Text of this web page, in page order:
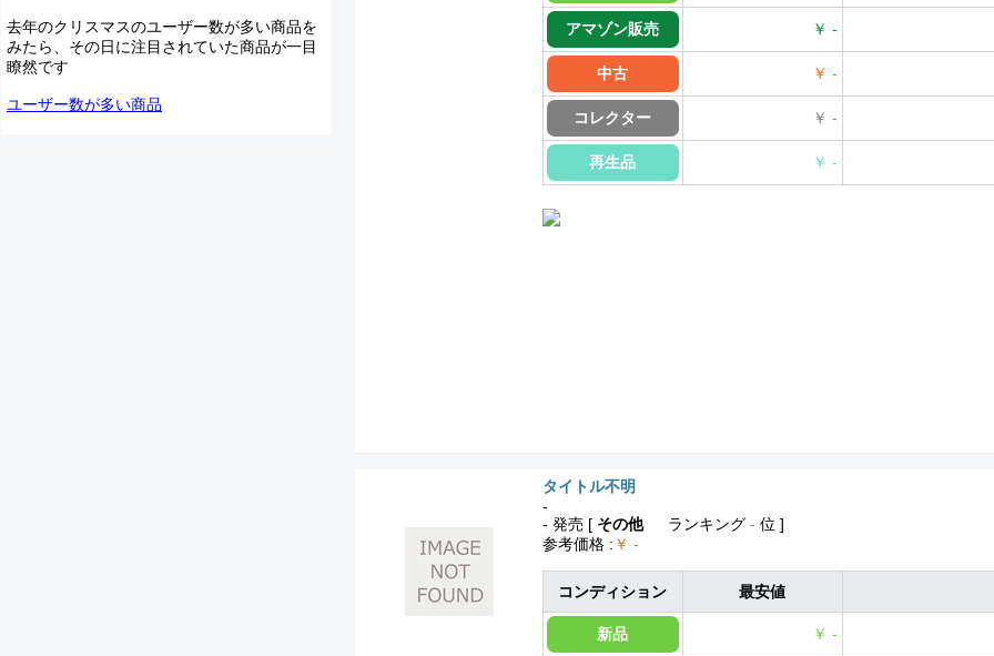
アマゾン販売 ￥ -
中古 ￥ -
コレクター ￥ -
再生品 ￥ -
タイトル不明
-
- 発売 [ その他 ランキング - 位 ]
参考価格 : ￥ -
コンディション 最安値
新品 ￥ -
去年のクリスマスのユーザー数が多い商品を
みたら、その日に注目されていた商品が一目
瞭然です
ユーザー数が多い商品